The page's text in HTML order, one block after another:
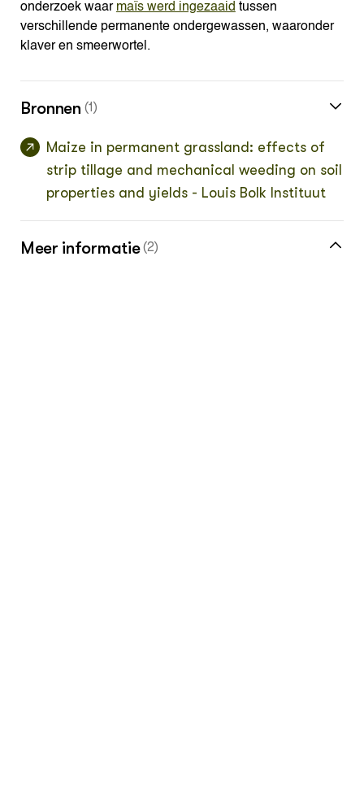
onderzoek waar maïs werd ingezaaid tussen
verschillende permanente ondergewassen, waaronder
klaver en smeerwortel.
Bronnen (1)
Maize in permanent grassland: effects of
strip tillage and mechanical weeding on soil
properties and yields - Louis Bolk Instituut
Meer informatie (2)